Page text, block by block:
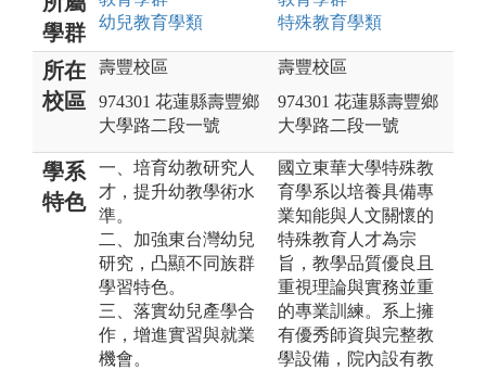
學群
幼兒教育學類
特殊教育學類
所在
校區
壽豐校區
974301 花蓮縣壽豐鄉
大學路二段一號
壽豐校區
974301 花蓮縣壽豐鄉
大學路二段一號
學系
特色
一、培育幼教研究人
才，提升幼教學術水
準。
二、加強東台灣幼兒
研究，凸顯不同族群
學習特色。
三、落實幼兒產學合
作，增進實習與就業
機會。
國立東華大學特殊教
育學系以培養具備專
業知能與人文關懷的
特殊教育人才為宗
旨，教學品質優良且
重視理論與實務並重
的專業訓練。系上擁
有優秀師資與完整教
學設備，院內設有教